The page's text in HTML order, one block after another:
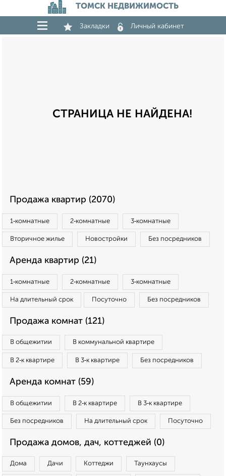
ТОМСК НЕДВИЖИМОСТЬ
Закладки Личный кабинет
СТРАНИЦА НЕ НАЙДЕНА!
Продажа квартир (2070)
1‑комнатные 2‑комнатные 3‑комнатные
Вторичное жилье Новостройки Без посредников
Аренда квартир (21)
1‑комнатные 2‑комнатные 3‑комнатные
На длительный срок Посуточно Без посредников
Продажа комнат (121)
В общежитии В коммунальной квартире
В 2‑к квартире В 3‑к квартире Без посредников
Аренда комнат (59)
В общежитии В 2‑к квартире В 3‑к квартире
Без посредников На длительный срок Посуточно
Продажа домов, дач, коттеджей (0)
Дома Дачи Коттеджи Таунхаусы